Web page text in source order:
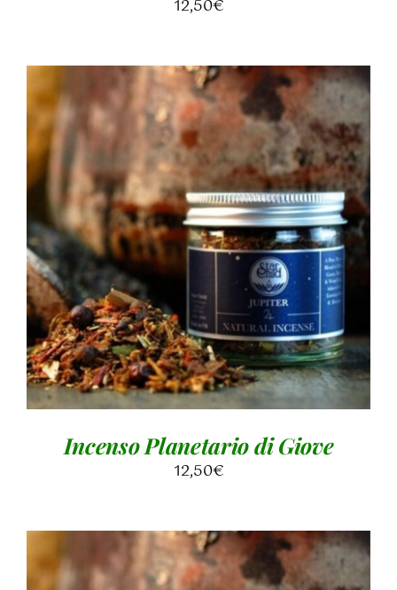
12,50€
AGGIUNGI AL CARRELLO / DETTAGLI
Incenso Planetario di Giove
12,50€